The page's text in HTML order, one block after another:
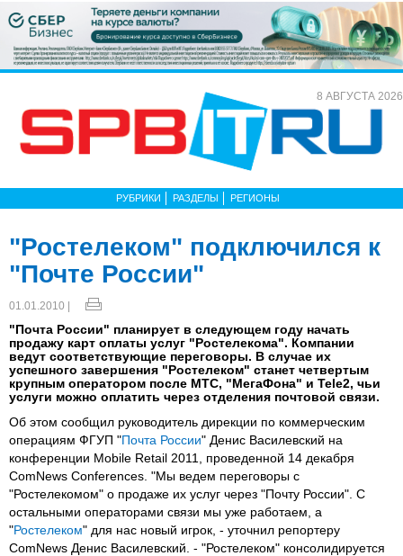
8 АВГУСТА 2026
РУБРИКИ РАЗДЕЛЫ РЕГИОНЫ
"Ростелеком" подключился к
"Почте России"
01.01.2010 |
"Почта России" планирует в следующем году начать
продажу карт оплаты услуг "Ростелекома". Компании
ведут соответствующие переговоры. В случае их
успешного завершения "Ростелеком" станет четвертым
крупным оператором после МТС, "МегаФона" и Tele2, чьи
услуги можно оплатить через отделения почтовой связи.
Об этом сообщил руководитель дирекции по коммерческим
операциям ФГУП "Почта России" Денис Василевский на
конференции Mobile Retail 2011, проведенной 14 декабря
ComNews Conferences. "Мы ведем переговоры с
"Ростелекомом" о продаже их услуг через "Почту России". С
остальными операторами связи мы уже работаем, а
"Ростелеком" для нас новый игрок, - уточнил репортеру
ComNews Денис Василевский. - "Ростелеком" консолидируется